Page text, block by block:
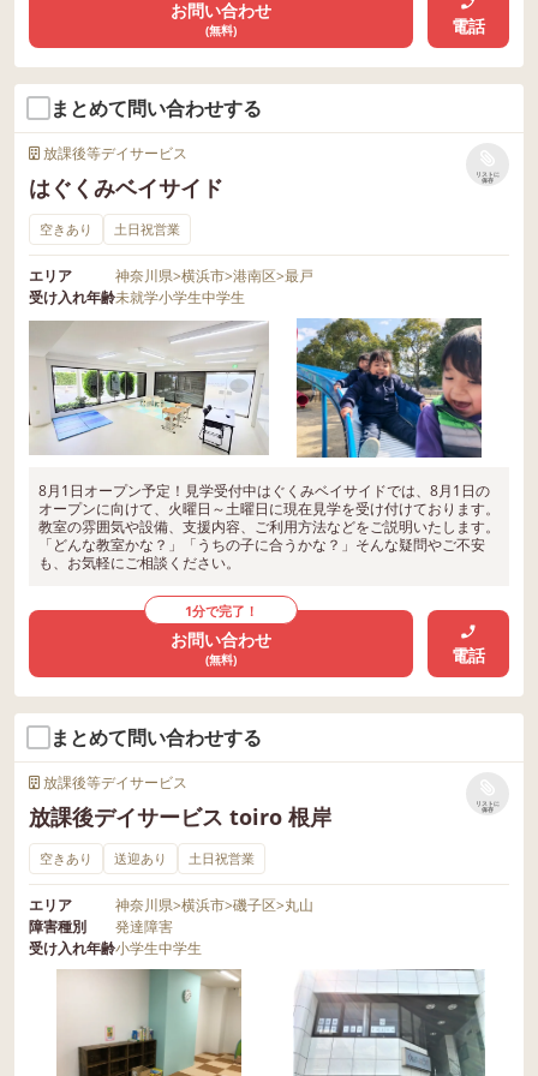
お問い合わせ
(無料) 電話
まとめて問い合わせする
放課後等デイサービス
はぐくみベイサイド
リストに
保存
空きあり 土日祝営業
エリア 神奈川県>横浜市>港南区>最戸
受け入れ年齢未就学小学生中学生
8月1日オープン予定！見学受付中はぐくみベイサイドでは、8月1日の
オープンに向けて、火曜日～土曜日に現在見学を受け付けております。
教室の雰囲気や設備、支援内容、ご利用方法などをご説明いたします。
「どんな教室かな？」「うちの子に合うかな？」そんな疑問やご不安
も、お気軽にご相談ください。
1分で完了！
お問い合わせ
(無料) 電話
まとめて問い合わせする
放課後等デイサービス
放課後デイサービス toiro 根岸
リストに
保存
空きあり 送迎あり 土日祝営業
エリア 神奈川県>横浜市>磯子区>丸山
障害種別
発達障害
受け入れ年齢小学生中学生